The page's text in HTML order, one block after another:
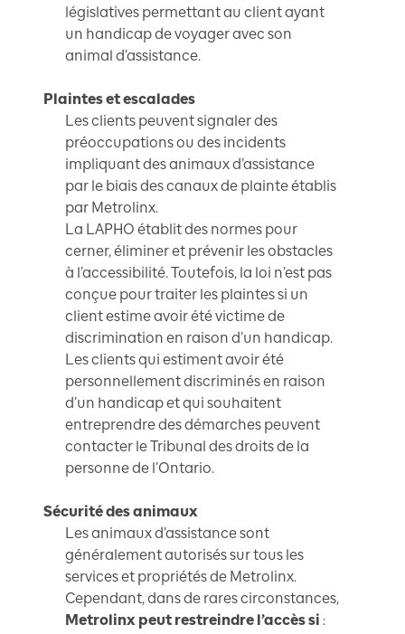
législatives permettant au client ayant
un handicap de voyager avec son
animal d’assistance.
Plaintes et escalades
Les clients peuvent signaler des
préoccupations ou des incidents
impliquant des animaux d’assistance
par le biais des canaux de plainte établis
par Metrolinx.
La LAPHO établit des normes pour
cerner, éliminer et prévenir les obstacles
à l’accessibilité. Toutefois, la loi n’est pas
conçue pour traiter les plaintes si un
client estime avoir été victime de
discrimination en raison d’un handicap.
Les clients qui estiment avoir été
personnellement discriminés en raison
d’un handicap et qui souhaitent
entreprendre des démarches peuvent
contacter le Tribunal des droits de la
personne de l’Ontario.
Sécurité des animaux
Les animaux d’assistance sont
généralement autorisés sur tous les
services et propriétés de Metrolinx.
Cependant, dans de rares circonstances,
Metrolinx peut restreindre l’accès si :